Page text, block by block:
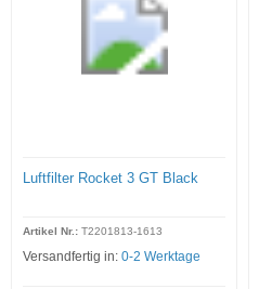
Luftfilter Rocket 3 GT Black
Artikel Nr.: T2201813-1613
Versandfertig in: 0-2 Werktage